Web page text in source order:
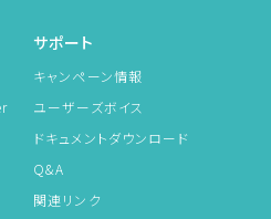
サポート
キャンペーン情報
ユーザーズボイス
ドキュメントダウンロード
Q&A
関連リンク